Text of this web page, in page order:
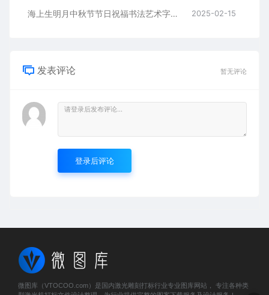
海上生明月中秋节节日祝福书法艺术字AI8.0格式激光打标文件通用矢量图 2025-02-15
发表评论 暂无评论
登录后评论
微图库（VTOCOO.com）是国内激光雕刻打标行业专业图库网站， 专注各种类